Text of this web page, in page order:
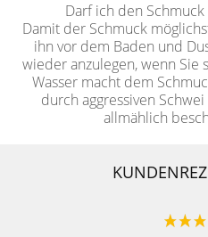
Darf ich den
Damit der Schmuck
ihn vor dem Baden und
wieder anzulegen, wenn Sie
Wasser macht dem
durch aggressiven
allmählich